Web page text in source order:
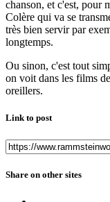
chanson, et c'est, pour
Colère qui va se
très bien servir par
longtemps.
Ou sinon, c'est tout
on voit dans les films
oreillers.
Link to post
Share on other sites